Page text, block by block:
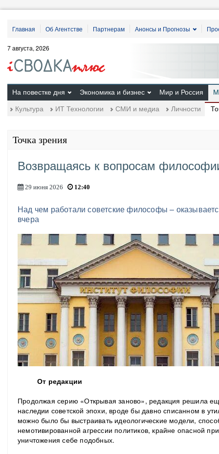
Главная Об Агентстве Партнерам Анонсы и Прогнозы
7 августа, 2026
На повестке дня Экономика и бизнес Мир и Россия
Культура ИТ Технологии СМИ и медиа Личности
Точка зрения
Возвращаясь к вопросам
29 июня 2026 12:40
Над чем работали советские философы –
вчера
От редакции
Продолжая серию «Открывая заново», редакция решила
наследии советской эпохи, вроде бы давно списанном в
можно было бы выстраивать идеологические модели,
немотивированной агрессии политиков, крайне опасной
уничтожения себе подобных.